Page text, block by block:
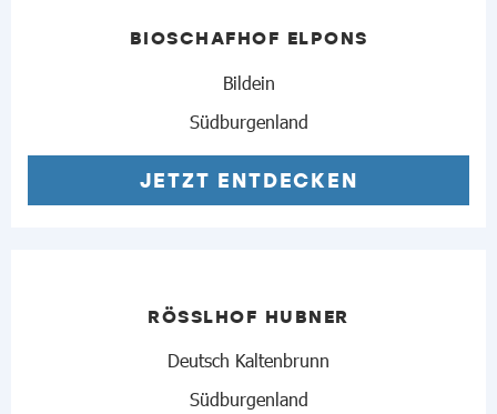
BIOSCHAFHOF ELPONS
Bildein
Südburgenland
JETZT ENTDECKEN
RÖSSLHOF HUBNER
Deutsch Kaltenbrunn
Südburgenland